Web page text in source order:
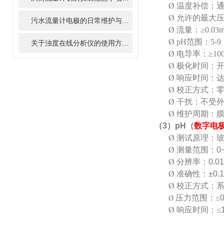
Ø 温度补偿：
Ø 允许的最大
Ø 流量：
Ø pH范围：5-9
Ø 电导率：
Ø 极化时间：
Ø 响应时间：
Ø 校正方式：
Ø 干扰：不受
Ø 维护周期：
（3） pH （数字电
Ø 测试原理：
Ø 测量范围：
Ø 分辨率： 0.01
Ø 准确性： ±0.1
Ø 校正方式：
Ø 压力范围： ≤
Ø 响应时间：≤